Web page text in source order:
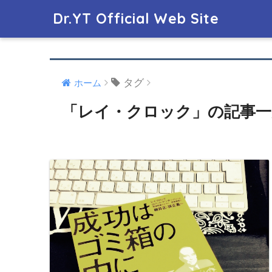
Dr.YT Official Web Site
ホーム タグ
「レイ・クロック」の記事